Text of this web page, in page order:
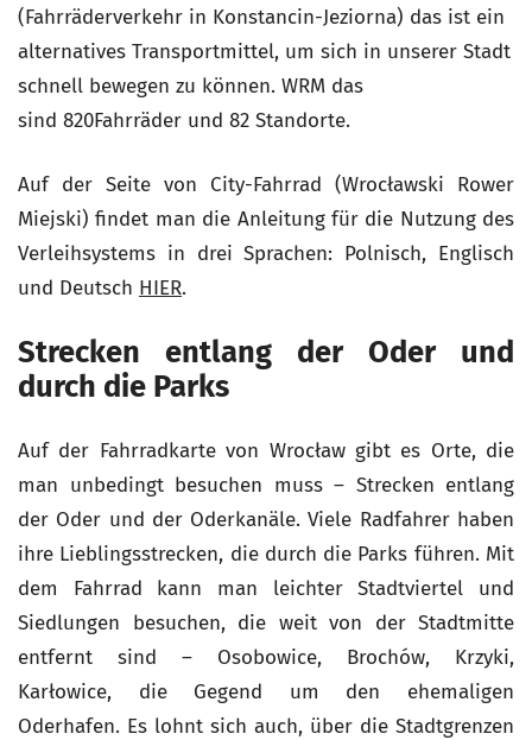
(Fahrräderverkehr in Konstancin-Jeziorna) das ist ein
alternatives Transportmittel, um sich in unserer Stadt
schnell bewegen zu können. WRM das
sind 820Fahrräder und 82 Standorte.
Auf der Seite von City-Fahrrad (Wrocławski Rower
Miejski) findet man die Anleitung für die Nutzung des
Verleihsystems in drei Sprachen: Polnisch, Englisch
und Deutsch HIER.
Strecken entlang der Oder und
durch die Parks
Auf der Fahrradkarte von Wrocław gibt es Orte, die
man unbedingt besuchen muss – Strecken entlang
der Oder und der Oderkanäle. Viele Radfahrer haben
ihre Lieblingsstrecken, die durch die Parks führen. Mit
dem Fahrrad kann man leichter Stadtviertel und
Siedlungen besuchen, die weit von der Stadtmitte
entfernt sind – Osobowice, Brochów, Krzyki,
Karłowice, die Gegend um den ehemaligen
Oderhafen. Es lohnt sich auch, über die Stadtgrenzen